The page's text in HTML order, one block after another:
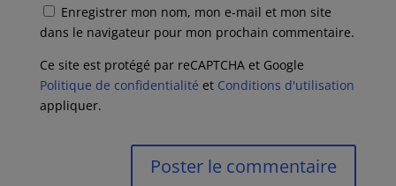
Enregistrer mon nom, mon e-mail et mon site
dans le navigateur pour mon prochain commentaire.
Ce site est protégé par reCAPTCHA et Google
Politique de confidentialité et Conditions d'utilisation
appliquer.